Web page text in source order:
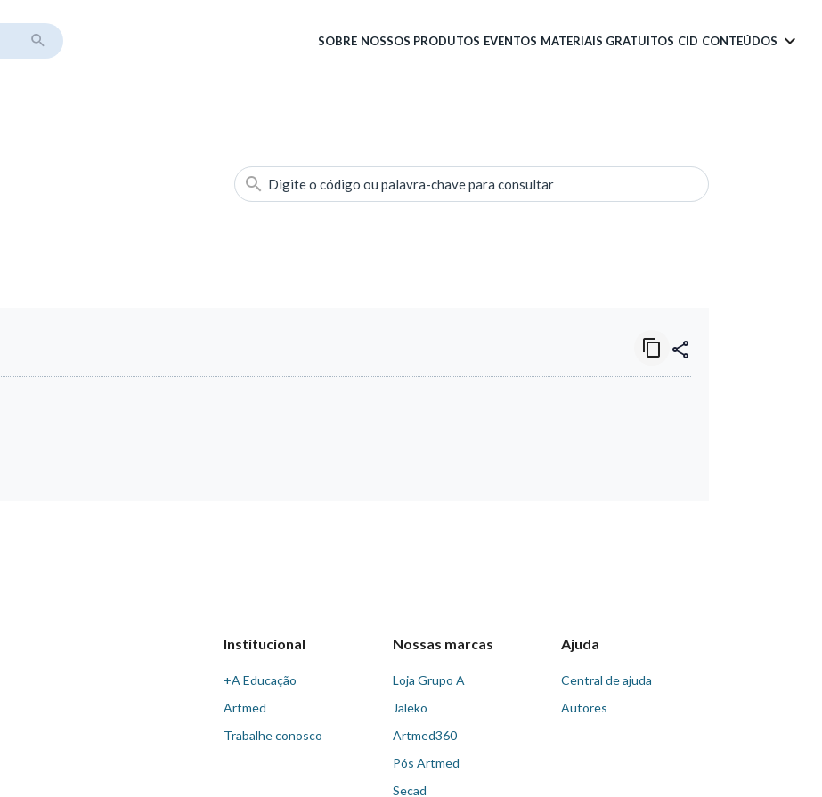
SOBRE NOSSOS PRODUTOS EVENTOS MATERIAIS GRATUITOS CID CONTEÚDOS
Digite o código ou palavra-chave para consultar
Institucional
+A Educação
Artmed
Trabalhe conosco
Nossas marcas
Loja Grupo A
Jaleko
Artmed360
Pós Artmed
Secad
Ajuda
Central de ajuda
Autores